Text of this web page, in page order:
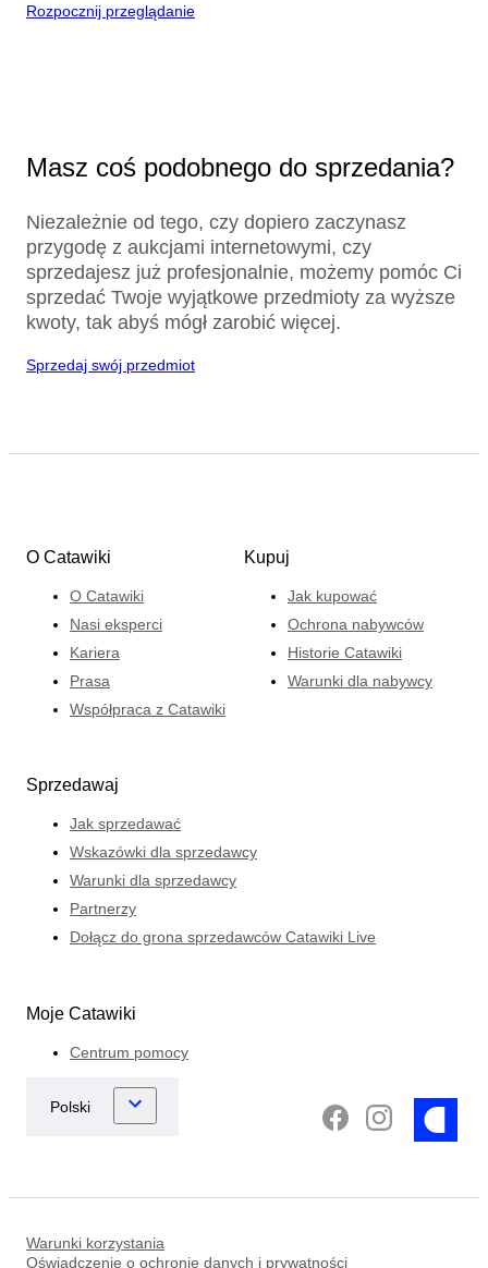
Rozpocznij przeglądanie
Masz coś podobnego do sprzedania?
Niezależnie od tego, czy dopiero zaczynasz
przygodę z aukcjami internetowymi, czy
sprzedajesz już profesjonalnie, możemy pomóc Ci
sprzedać Twoje wyjątkowe przedmioty za wyższe
kwoty, tak abyś mógł zarobić więcej.
Sprzedaj swój przedmiot
O Catawiki
O Catawiki
Nasi eksperci
Kariera
Prasa
Współpraca z Catawiki
Kupuj
Jak kupować
Ochrona nabywców
Historie Catawiki
Warunki dla nabywcy
Sprzedawaj
Jak sprzedawać
Wskazówki dla sprzedawcy
Warunki dla sprzedawcy
Partnerzy
Dołącz do grona sprzedawców Catawiki Live
Moje Catawiki
Centrum pomocy
Warunki korzystania
Oświadczenie o ochronie danych i prywatności